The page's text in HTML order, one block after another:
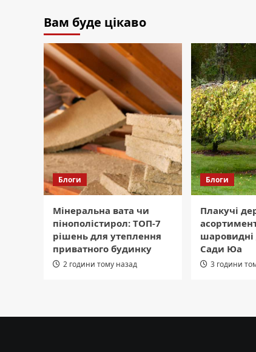
Вам буде цікаво
Блоги
Мінеральна вата чи
пінополістирол: ТОП-7
рішень для утеплення
приватного будинку
2 години тому назад
Блоги
Плакучі
шаровидні
Сади Юа
3 години